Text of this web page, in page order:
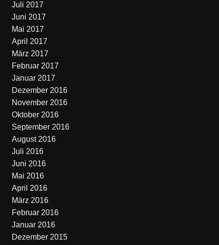
Juli 2017
Juni 2017
Mai 2017
April 2017
März 2017
Februar 2017
Januar 2017
Dezember 2016
November 2016
Oktober 2016
September 2016
August 2016
Juli 2016
Juni 2016
Mai 2016
April 2016
März 2016
Februar 2016
Januar 2016
Dezember 2015